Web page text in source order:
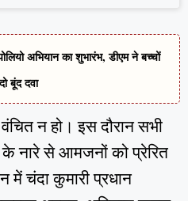
अभियान का शुभारंभ, डीएम ने बच्चों
बूंद दवा
न हो। इस दौरान सभी
से आमजनों को प्रेरित
में चंदा कुमारी प्रधान